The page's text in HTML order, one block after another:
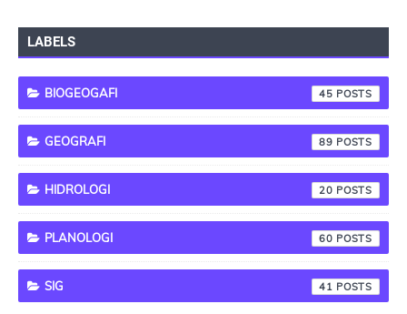
LABELS
BIOGEOGAFI 45
GEOGRAFI 89
HIDROLOGI 20
PLANOLOGI 60
SIG 41